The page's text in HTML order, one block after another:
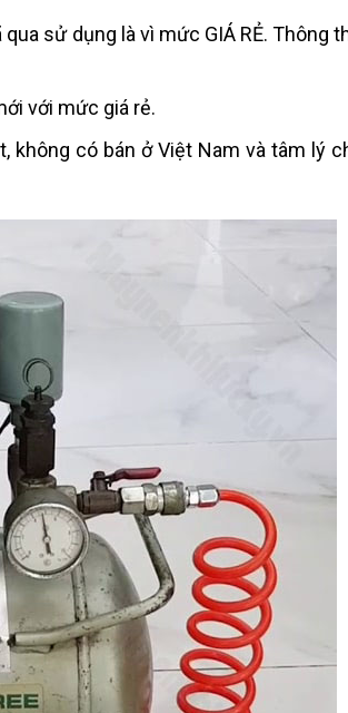
sử dụng là vì mức GIÁ RẺ. Thông
với mức giá rẻ.
có bán ở Việt Nam và tâm lý